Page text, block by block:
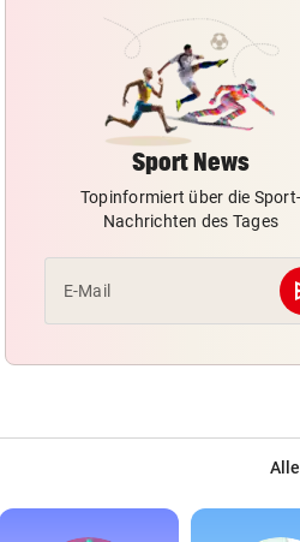
Sport News
Topinformiert über die
Nachrichten des Tages
E-Mail